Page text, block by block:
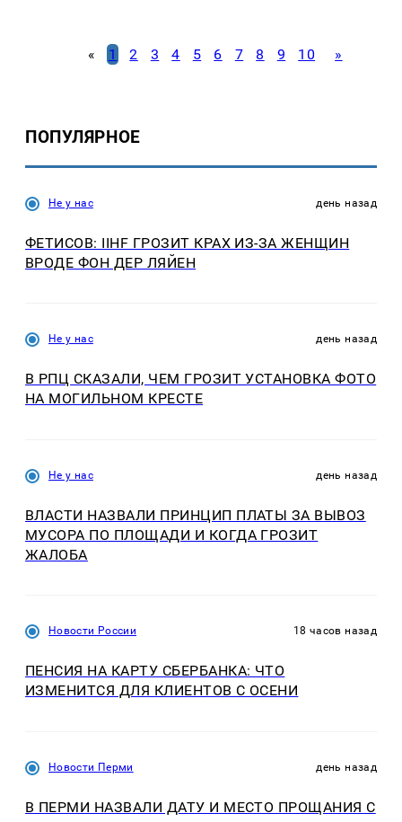
« 1 2 3 4 5 6 7 8 9 10 »
ПОПУЛЯРНОЕ
Не у нас день назад
ФЕТИСОВ: IIHF ГРОЗИТ КРАХ ИЗ-ЗА ЖЕНЩИН
ВРОДЕ ФОН ДЕР ЛЯЙЕН
Не у нас день назад
В РПЦ СКАЗАЛИ, ЧЕМ ГРОЗИТ УСТАНОВКА ФОТО
НА МОГИЛЬНОМ КРЕСТЕ
Не у нас день назад
ВЛАСТИ НАЗВАЛИ ПРИНЦИП ПЛАТЫ ЗА ВЫВОЗ
МУСОРА ПО ПЛОЩАДИ И КОГДА ГРОЗИТ
ЖАЛОБА
Новости России 18 часов назад
ПЕНСИЯ НА КАРТУ СБЕРБАНКА: ЧТО
ИЗМЕНИТСЯ ДЛЯ КЛИЕНТОВ С ОСЕНИ
Новости Перми день назад
В ПЕРМИ НАЗВАЛИ ДАТУ И МЕСТО ПРОЩАНИЯ С